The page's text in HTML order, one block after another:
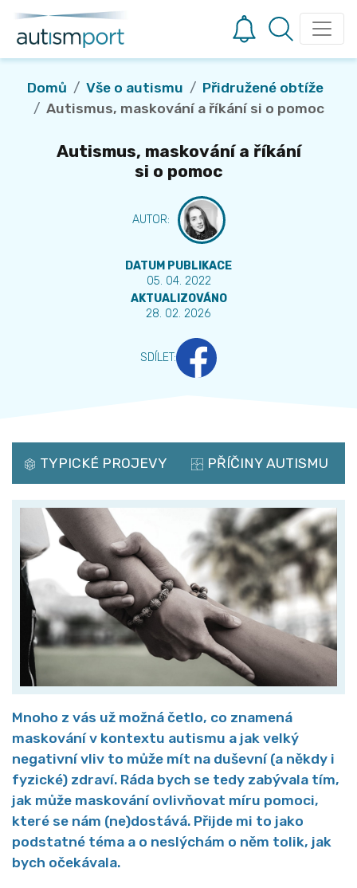
Domů Vše o autismu
Přidružené obtíže
Autismus, maskování a říkání si o pomoc
Autismus, maskování a říkání
si o pomoc
AUTOR:
DATUM PUBLIKACE
05. 04. 2022
AKTUALIZOVÁNO
28. 02. 2026
SDÍLET:
TYPICKÉ PROJEVY PŘÍČINY AUTISMU
Mnoho z vás už možná četlo, co znamená
maskování v kontextu autismu a jak velký
negativní vliv to může mít na duševní (a někdy i
fyzické) zdraví. Ráda bych se tedy zabývala tím,
jak může maskování ovlivňovat míru pomoci,
které se nám (ne)dostává. Přijde mi to jako
podstatné téma a o neslýchám o něm tolik, jak
bych očekávala.